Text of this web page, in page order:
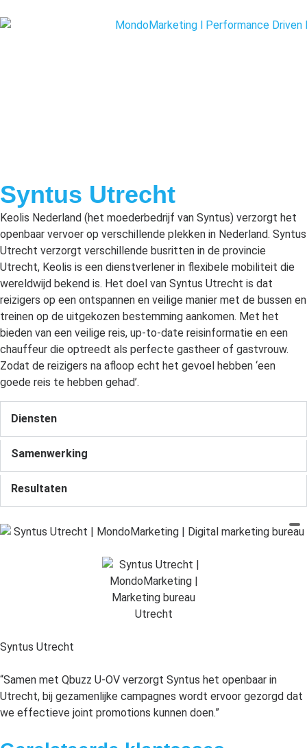
Syntus Utrecht
Keolis Nederland (het moederbedrijf van Syntus) verzorgt het
openbaar vervoer op verschillende plekken in Nederland. Syntus
Utrecht verzorgt verschillende busritten in de provincie
Utrecht, Keolis is een dienstverlener in flexibele mobiliteit die
wereldwijd bekend is. Het doel van Syntus Utrecht is dat
reizigers op een ontspannen en veilige manier met de bussen en
treinen op de uitgekozen bestemming aankomen. Met het
bieden van een veilige reis, up-to-date reisinformatie en een
chauffeur die optreedt als perfecte gastheer of gastvrouw.
Zodat de reizigers na afloop echt het gevoel hebben ‘een
goede reis te hebben gehad’.
Diensten
Samenwerking
Resultaten
Syntus Utrecht
“Samen met Qbuzz U-OV verzorgt Syntus het openbaar in
Utrecht, bij gezamenlijke campagnes wordt ervoor gezorgd dat
we effectieve joint promotions kunnen doen.”